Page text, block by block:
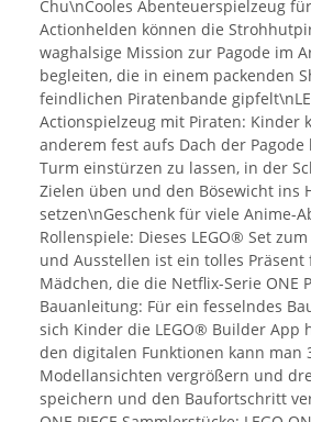
Chu\nCooles Abenteuerspielzeug
Actionhelden können die
waghalsige Mission zur Pagode im
begleiten, die in einem packenden
feindlichen Piratenbande
Actionspielzeug mit Piraten: Kinder
anderem fest aufs Dach der
Turm einstürzen zu lassen, in der
Zielen üben und den Bösewicht ins
setzen\nGeschenk für viele Anime-
Rollenspiele: Dieses LEGO® Set
und Ausstellen ist ein tolles Präsent
Mädchen, die die Netflix-Serie ONE
Bauanleitung: Für ein fesselndes
sich Kinder die LEGO® Builder App
den digitalen Funktionen kann man
Modellansichten vergrößern und
speichern und den Baufortschritt